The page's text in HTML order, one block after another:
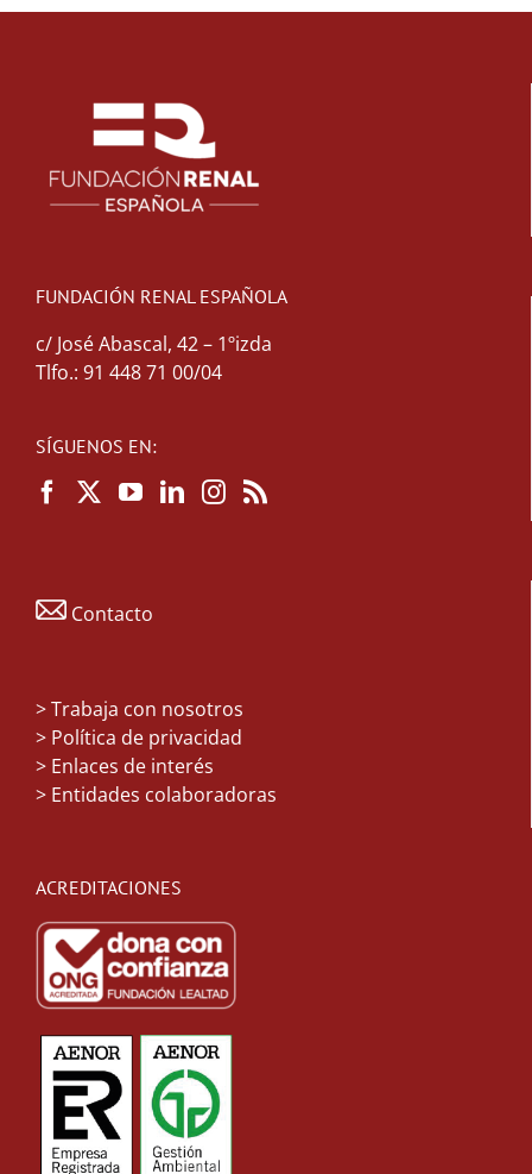
FUNDACIÓN RENAL ESPAÑOLA
c/ José Abascal, 42 – 1ºizda
Tlfo.: 91 448 71 00/04
SÍGUENOS EN:
Contacto
>Trabaja con nosotros
> Política de privacidad
> Enlaces de interés
> Entidades colaboradoras
ACREDITACIONES